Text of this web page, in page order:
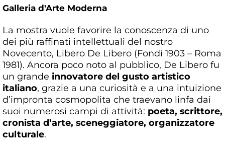
Galleria d'Arte Moderna
La mostra vuole favorire la conoscenza di uno
dei più raffinati intellettuali del nostro
Novecento, Libero De Libero (Fondi 1903 – Roma
1981). Ancora poco noto al pubblico, De Libero fu
un grande innovatore del gusto artistico
italiano, grazie a una curiosità e a una intuizione
d’impronta cosmopolita che traevano linfa dai
suoi numerosi campi di attività: poeta, scrittore,
cronista d’arte, sceneggiatore, organizzatore
culturale.